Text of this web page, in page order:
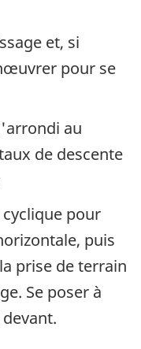
et, si
pour se
au
de descente
pour
puis
prise de terrain
Se poser à